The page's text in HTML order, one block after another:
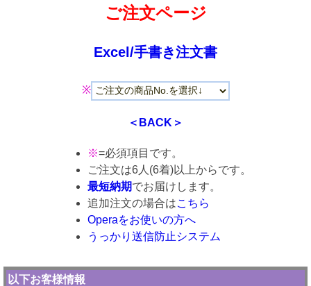
ご注文ページ
Excel/手書き注文書
※
＜BACK＞
※=必須項目です。
ご注文は6人(6着)以上からです。
最短納期でお届けします。
追加注文の場合はこちら
Operaをお使いの方へ
うっかり送信防止システム
以下お客様情報